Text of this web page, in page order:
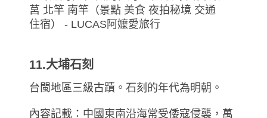
11.大埔石刻
台閩地區三級古蹟。石刻的年代為明朝。
內容記載：中國東南沿海常受倭寇侵襲，萬